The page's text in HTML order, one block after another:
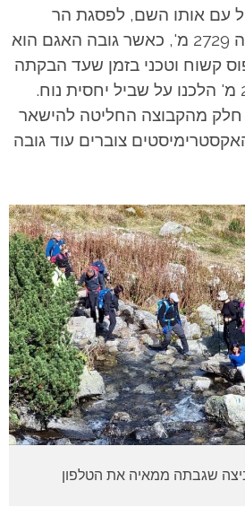
עם אותו השם, לפסגת הר
מליוביצה. גובה הפסגה 2729 מ', כאשר גובה האגם הוא
קשוח וטכני בזמן שעד הבקתה
שנמצאת בגובה 2000 מ' הלכנו על שביל יחסית נוח.
מהקבוצה החליטה להישאר
צוברים עוד גובה
שגבתה ממאיה את הטלפון